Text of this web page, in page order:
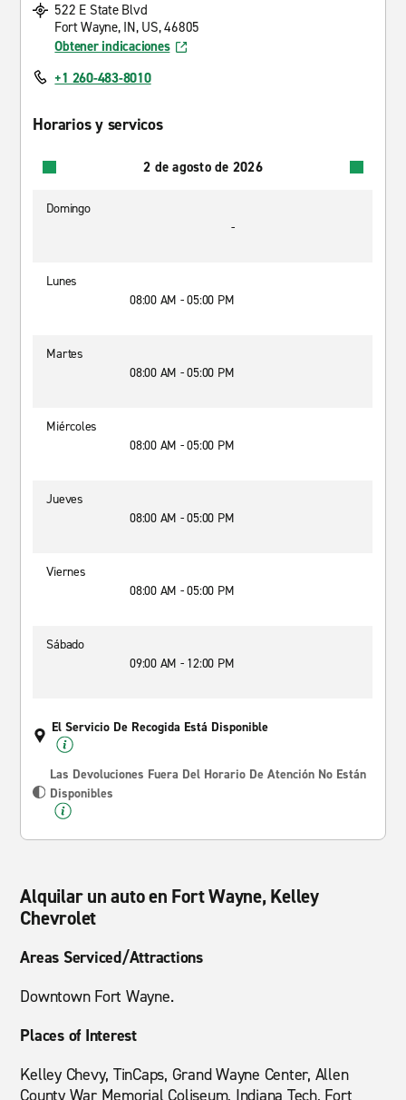
522 E State Blvd
Fort Wayne, IN, US, 46805
Obtener indicaciones
+1 260-483-8010
Horarios y servicos
2 de agosto de 2026
Domingo
-
Lunes
08:00 AM - 05:00 PM
Martes
08:00 AM - 05:00 PM
Miércoles
08:00 AM - 05:00 PM
Jueves
08:00 AM - 05:00 PM
Viernes
08:00 AM - 05:00 PM
Sábado
09:00 AM - 12:00 PM
El Servicio De Recogida Está Disponible
Las Devoluciones Fuera Del Horario De Atención No Están
Disponibles
Alquilar un auto en Fort Wayne, Kelley
Chevrolet
Areas Serviced/Attractions
Downtown Fort Wayne.
Places of Interest
Kelley Chevy, TinCaps, Grand Wayne Center, Allen
County War Memorial Coliseum, Indiana Tech, Fort